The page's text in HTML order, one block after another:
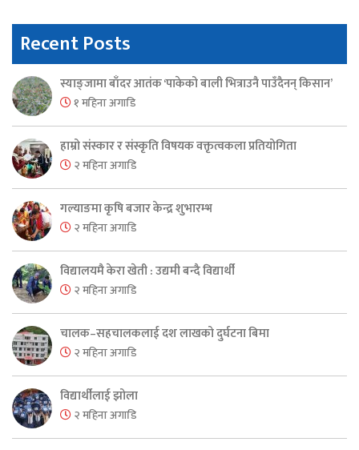
Recent Posts
स्याङ्जामा बाँदर आतंक ‘पाकेको बाली भित्राउनै पाउँदैनन् किसान’
१ महिना अगाडि
हाम्रो संस्कार र संस्कृति विषयक वक्तृत्वकला प्रतियोगिता
२ महिना अगाडि
गल्याङमा कृषि बजार केन्द्र शुभारम्भ
२ महिना अगाडि
विद्यालयमै केरा खेती : उद्यमी बन्दै विद्यार्थी
२ महिना अगाडि
चालक–सहचालकलाई दश लाखको दुर्घटना बिमा
२ महिना अगाडि
विद्यार्थीलाई झोला
२ महिना अगाडि